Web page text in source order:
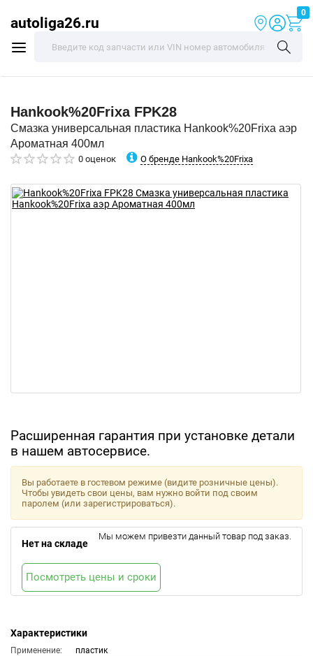
autoliga26.ru
0
Hankook%20Frixa FPK28
Смазка универсальная пластика Hankook%20Frixa аэр
Ароматная 400мл
0 оценок О бренде Hankook%20Frixa
Расширенная гарантия при установке детали
в нашем автосервисе.
Характеристики
Применение:
пластик
Вы работаете в гостевом режиме (видите розничные цены).
Чтобы увидеть свои цены, вам нужно войти под своим
паролем (или зарегистрироваться).
Нет на складе
Мы можем привезти данный товар под заказ.
Посмотреть цены и сроки